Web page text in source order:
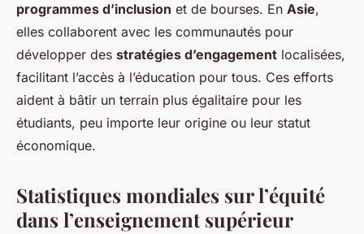
programmes d’inclusion et de bourses. En Asie,
elles collaborent avec les communautés pour
développer des stratégies d’engagement localisées,
facilitant l’accès à l’éducation pour tous. Ces efforts
aident à bâtir un terrain plus égalitaire pour les
étudiants, peu importe leur origine ou leur statut
économique.
Statistiques mondiales sur l’équité
dans l’enseignement supérieur